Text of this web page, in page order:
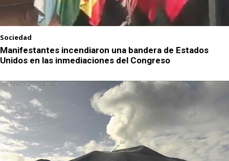
Sociedad
Manifestantes incendiaron una bandera de Estados
Unidos en las inmediaciones del Congreso